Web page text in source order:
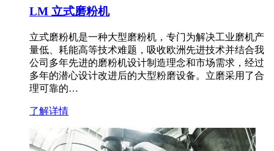
LM 立式磨粉机
立式磨粉机是一种大型磨粉机，专门为解决工业磨机产
量低、耗能高等技术难题，吸收欧洲先进技术并结合我
公司多年先进的磨粉机设计制造理念和市场需求，经过
多年的潜心设计改进后的大型粉磨设备。立磨采用了合
理可靠的…
了解详情